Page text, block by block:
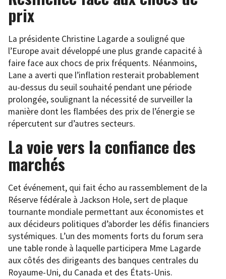
prix
La présidente Christine Lagarde a souligné que
l’Europe avait développé une plus grande capacité à
faire face aux chocs de prix fréquents. Néanmoins,
Lane a averti que l’inflation resterait probablement
au-dessus du seuil souhaité pendant une période
prolongée, soulignant la nécessité de surveiller la
manière dont les flambées des prix de l’énergie se
répercutent sur d’autres secteurs.
La voie vers la confiance des
marchés
Cet événement, qui fait écho au rassemblement de la
Réserve fédérale à Jackson Hole, sert de plaque
tournante mondiale permettant aux économistes et
aux décideurs politiques d’aborder les défis financiers
systémiques. L’un des moments forts du forum sera
une table ronde à laquelle participera Mme Lagarde
aux côtés des dirigeants des banques centrales du
Royaume-Uni, du Canada et des États-Unis.